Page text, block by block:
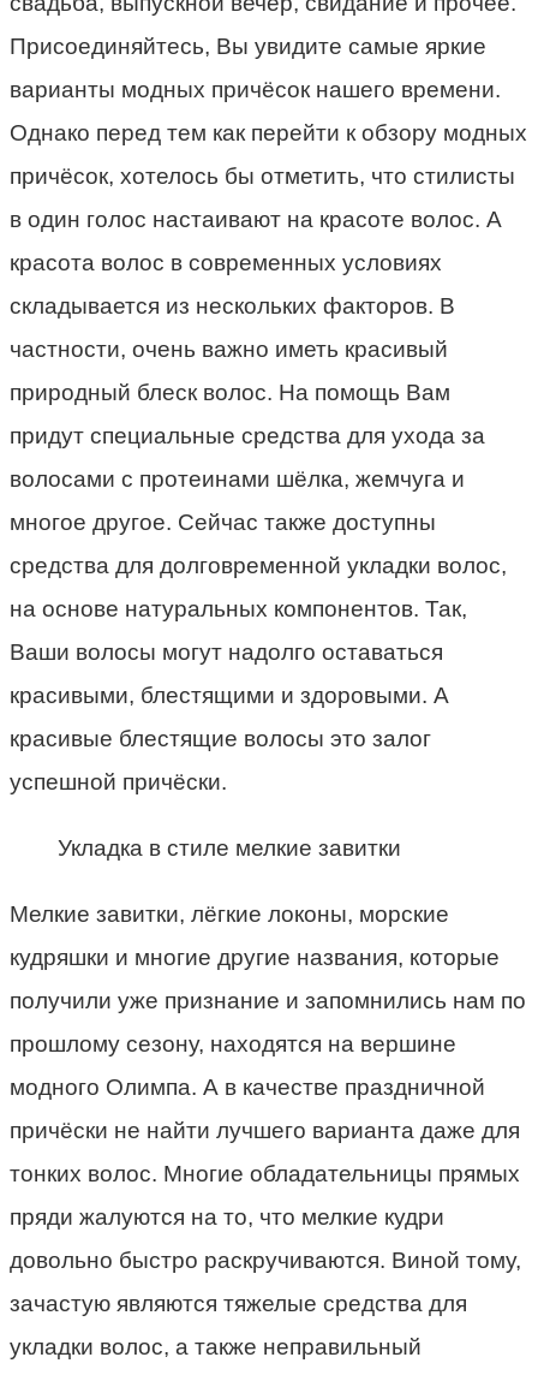
Присоединяйтесь, Вы увидите самые яркие
варианты модных причёсок нашего времени.
Однако перед тем как перейти к обзору модных
причёсок, хотелось бы отметить, что стилисты
в один голос настаивают на красоте волос. А
красота волос в современных условиях
складывается из нескольких факторов. В
частности, очень важно иметь красивый
природный блеск волос. На помощь Вам
придут специальные средства для ухода за
волосами с протеинами шёлка, жемчуга и
многое другое. Сейчас также доступны
средства для долговременной укладки волос,
на основе натуральных компонентов. Так,
Ваши волосы могут надолго оставаться
красивыми, блестящими и здоровыми. А
красивые блестящие волосы это залог
успешной причёски.
Укладка в стиле мелкие завитки
Мелкие завитки, лёгкие локоны, морские
кудряшки и многие другие названия, которые
получили уже признание и запомнились нам по
прошлому сезону, находятся на вершине
модного Олимпа. А в качестве праздничной
причёски не найти лучшего варианта даже для
тонких волос. Многие обладательницы прямых
пряди жалуются на то, что мелкие кудри
довольно быстро раскручиваются. Виной тому,
зачастую являются тяжелые средства для
укладки волос, а также неправильный